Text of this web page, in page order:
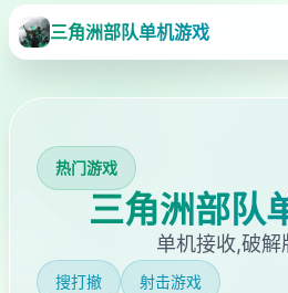
三角洲部队单机游戏
热门游戏
三角洲部队
单机接收,破解
搜打撤 射击游戏